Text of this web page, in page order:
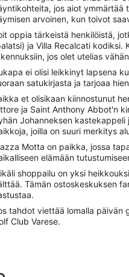
jos aiot ymmärtää
arvoinen, kun toivot
oppia tärkeistä henkilöistä,
ja Villa Recalcati kodiksi.
jos olet utelias
ei olisi leikkinyt lapsena
satukirjasta ja tarjoaa
et olisikaan kiinnostunut
ja Saint Anthony Abbot'n
Johanneksen
joilla on suuri merkitys
Motta on paikka, jossa
elämään
shoppailu on yksi
Tämän ostoskeskuksen
tahdot viettää lomalla päivän
Club Varese.